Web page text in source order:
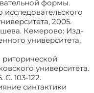
формы.
2005.
Кемерово: Изд-
университета,
университета.
103-122.
синтактики